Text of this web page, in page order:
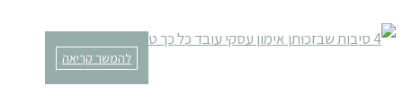
להמשך קריאה